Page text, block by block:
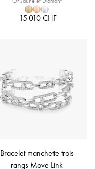
15 010 CHF
Bracelet manchette trois
rangs Move Link